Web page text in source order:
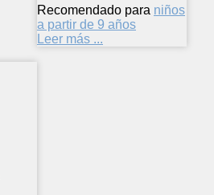
Recomendado para niños
a partir de 9 años
Leer más ...